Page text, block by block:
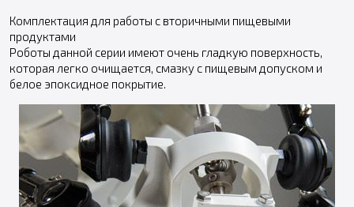
Комплектация для работы с вторичными пищевыми
продуктами
Роботы данной серии имеют очень гладкую поверхность,
которая легко очищается, смазку с пищевым допуском и
белое эпоксидное покрытие.